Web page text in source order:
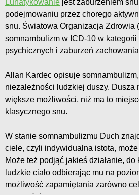
Lunatykowanie jest zaburzeniem
podejmowaniu przez chorego
snu. Światowa Organizacja Zdrowia
somnambulizm w ICD-10 w kategorii
psychicznych i zaburzeń
Allan Kardec opisuje
niezależności ludzkiej duszy. Dusza
większe możliwości, niż ma to
klasycznego snu.
W stanie somnambulizmu Duch
ciele, czyli indywidualna istota,
Może też podjąć jakieś działanie, do
ludzkie ciało odbierając mu na
możliwość zapamiętania zarówno